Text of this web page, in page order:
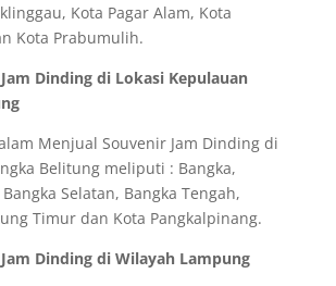
Kota Pagar Alam, Kota
Kota Prabumulih.
Dinding di Lokasi Kepulauan
Menjual Souvenir Jam Dinding di
Belitung meliputi : Bangka,
Selatan, Bangka Tengah,
Timur dan Kota Pangkalpinang.
Dinding di Wilayah Lampung